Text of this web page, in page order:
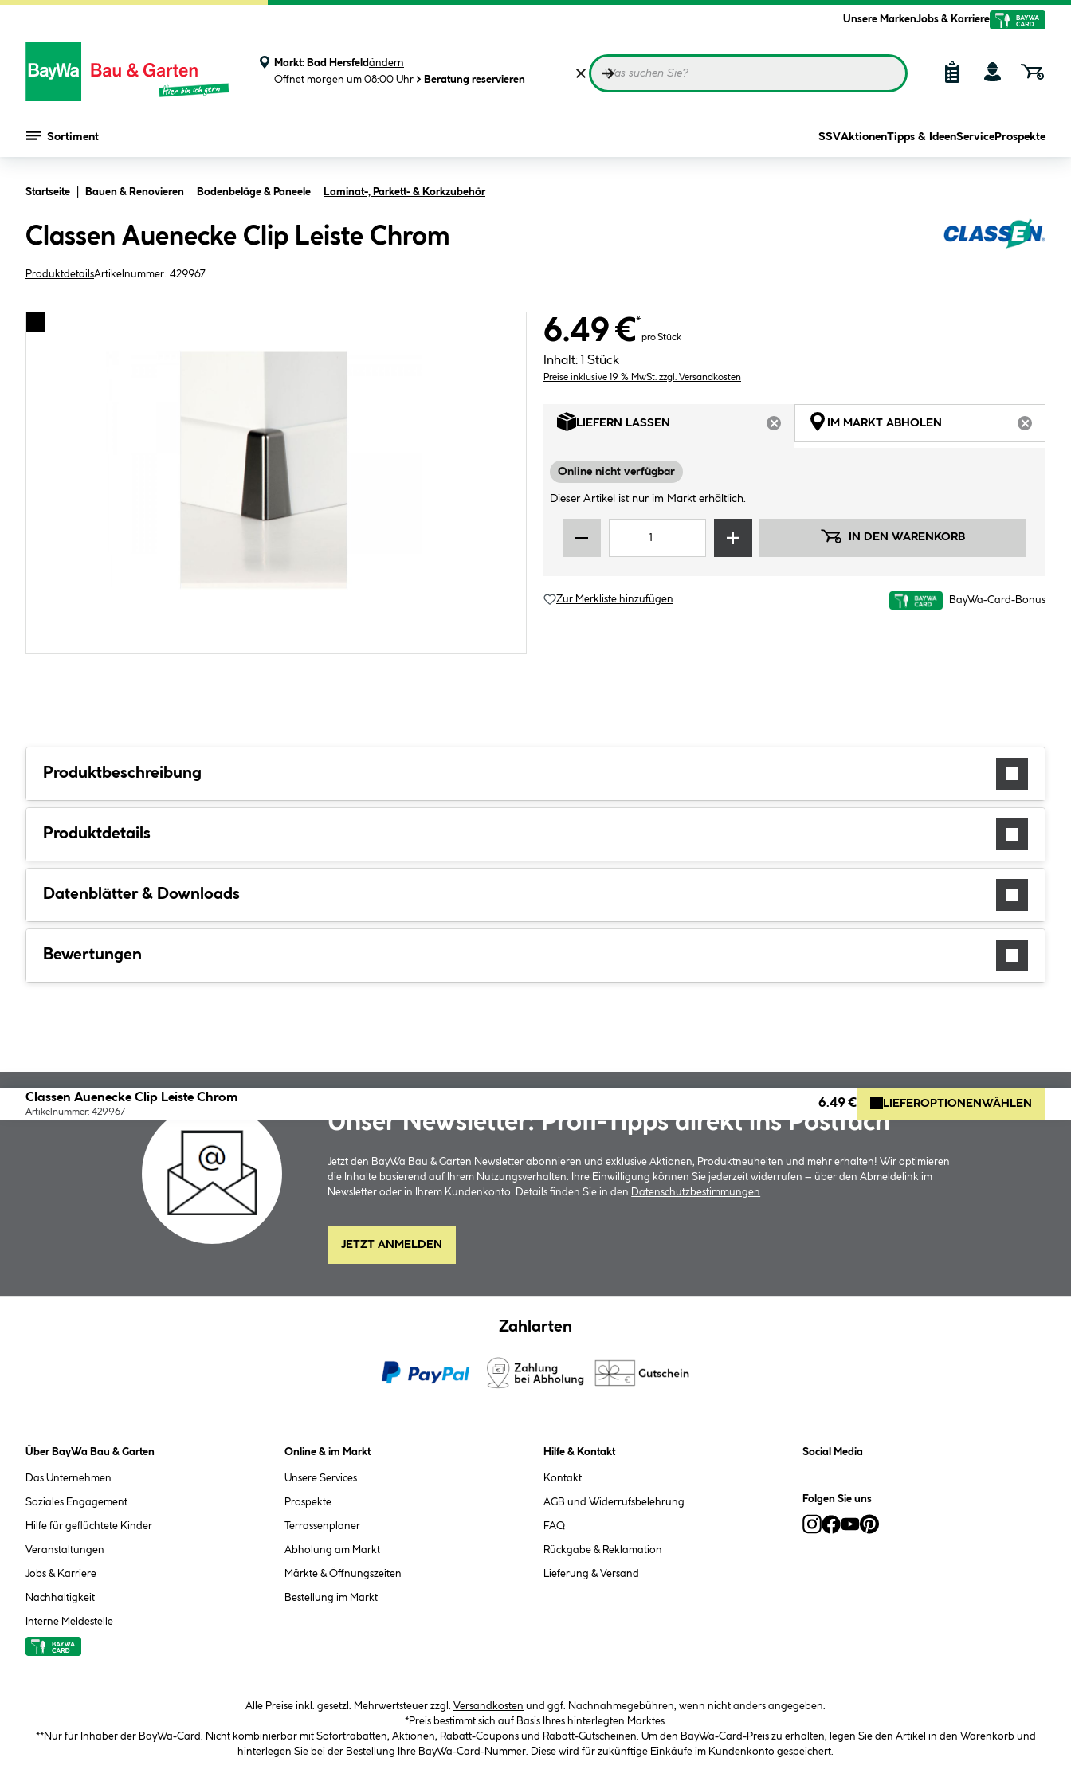
Unsere MarkenJobs & Karriere
Markt: Bad Hersfeldändern
Öffnet morgen um 08:00 Uhr
Beratung reservieren
Sortiment SSVAktionenTipps & IdeenService Prospekte
Startseite Bauen & Renovieren Bodenbeläge & Paneele Laminat-, Parkett- & Korkzubehör
Classen Auenecke Clip Leiste Chrom
ProduktdetailsArtikelnummer: 429967
6.49 €*
pro Stück
Inhalt: 1 Stück
Preise inklusive 19 % MwSt. zzgl. Versandkosten
LIEFERN LASSEN
ARTIKEL NICHT VERFÜGBAR
IM MARKT ABHOLEN
Online nicht verfügbar
Dieser Artikel ist nur im Markt erhältlich.
IN DEN WARENKORB
Zur Merkliste hinzufügen BayWa-Card-Bonus
Produktbeschreibung
Produktdetails
Datenblätter & Downloads
Bewertungen
Classen Auenecke Clip Leiste Chrom
Artikelnummer: 429967
6.49 € LIEFEROPTIONEN WÄHLEN
Unser Newsletter: Profi-Tipps direkt ins Postfach
Jetzt den BayWa Bau & Garten Newsletter abonnieren und exklusive Aktionen, Produktneuheiten und mehr erhalten! Wir optimieren
die Inhalte basierend auf Ihrem Nutzungsverhalten. Ihre Einwilligung können Sie jederzeit widerrufen – über den Abmeldelink im
Newsletter oder in Ihrem Kundenkonto. Details finden Sie in den
Datenschutzbestimmungen
JETZT ANMELDEN
Zahlarten
Über BayWa Bau & Garten
Das Unternehmen
Soziales Engagement
Hilfe für geflüchtete Kinder
Veranstaltungen
Jobs & Karriere
Nachhaltigkeit
Interne Meldestelle
Online & im Markt
Unsere Services
Prospekte
Terrassenplaner
Abholung am Markt
Märkte & Öffnungszeiten
Bestellung im Markt
Hilfe & Kontakt
Kontakt
AGB und Widerrufsbelehrung
FAQ
Rückgabe & Reklamation
Lieferung & Versand
Social Media
Folgen Sie uns
Alle Preise inkl. gesetzl. Mehrwertsteuer zzgl. Versandkosten und ggf. Nachnahmegebühren, wenn nicht anders angegeben.
*Preis bestimmt sich auf Basis Ihres hinterlegten Marktes.
**Nur für Inhaber der BayWa-Card. Nicht kombinierbar mit Sofortrabatten, Aktionen, Rabatt-Coupons und Rabatt-Gutscheinen. Um den BayWa-Card-Preis zu erhalten, legen Sie den Artikel in den Warenkorb und
hinterlegen Sie bei der Bestellung Ihre BayWa-Card-Nummer. Diese wird für zukünftige Einkäufe im Kundenkonto gespeichert.